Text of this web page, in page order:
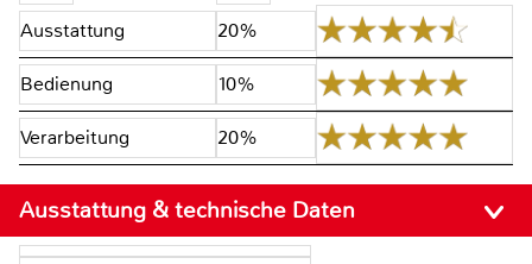
Ausstattung
20%
Bedienung 10%
Verarbeitung 20%
Ausstattung & technische Daten